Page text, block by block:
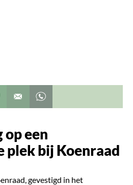
favorieten
dit op twitter
Deel dit op pinterest
op een
plek bij Koenraad
gevestigd in het